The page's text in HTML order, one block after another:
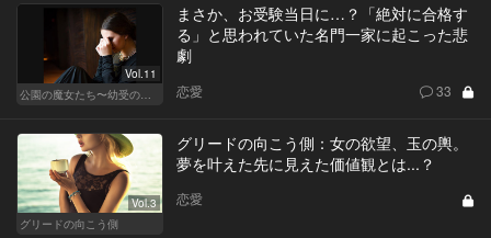
Vol.11
公園の魔女たち〜幼受の世界〜
まさか、お受験当日に…？「絶対に合格す
る」と思われていた名門一家に起こった悲
劇
恋愛 33
Vol.3
グリードの向こう側
グリードの向こう側：女の欲望、玉の輿。
夢を叶えた先に見えた価値観とは...？
恋愛